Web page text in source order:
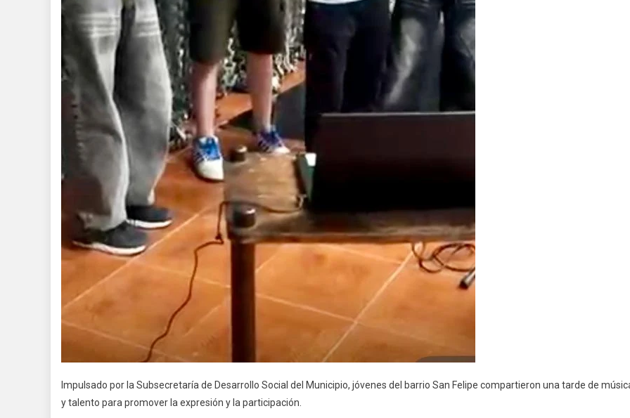
Impulsado por la Subsecretaría de Desarrollo Social del Municipio, jóvenes del barrio San Felipe compartieron una tarde de
y talento para promover la expresión y la participación.